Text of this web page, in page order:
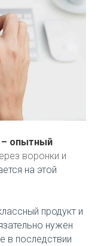
– опытный
воронки и
на этой
продукт и
нужен
в последствии